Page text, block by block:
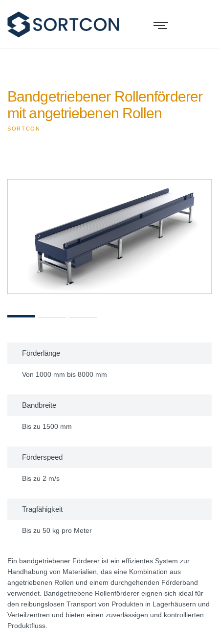
Bandgetriebener Rollenförderer
mit angetriebenen Rollen
SORTCON
Förderlänge
Von 1000 mm bis 8000 mm
Bandbreite
Bis zu 1500 mm
Förderspeed
Bis zu 2 m/s
Tragfähigkeit
Bis zu 50 kg pro Meter
Ein bandgetriebener Förderer ist ein effizientes System zur
Handhabung von Materialien, das eine Kombination aus
angetriebenen Rollen und einem durchgehenden Förderband
verwendet. Bandgetriebene Rollenförderer eignen sich ideal für
den reibungslosen Transport von Produkten in Lagerhäusern und
Verteilzentren und bieten einen zuverlässigen und kontrollierten
Produktfluss.